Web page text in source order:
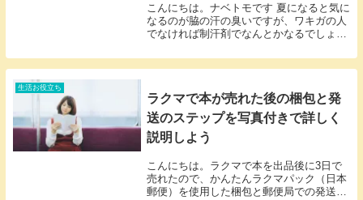
こんにちは。ナベトモです 夏になると気に
なるのが脇の汗の臭いですが、ワキガの人
でなければ制汗剤でなんとかなるでしょう
ません。デオドラントが必要になります。
それもスティックタイプの強力なものです
生活お役立ち
ラクマで本が売れた後の梱包と発
送のステップを写真付きで詳しく
説明しよう
こんにちは。ラクマで本を出品後に3日で
売れたので、かんたんラクマパック（日本
郵便）を使用した梱包と郵便局での発送方